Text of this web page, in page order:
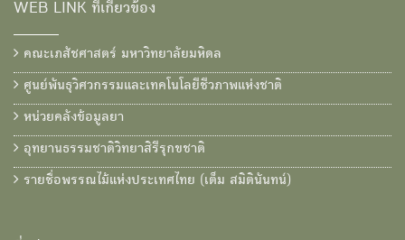
WEB LINK ที่เกี่ยวข้อง
คณะเภสัชศาสตร์ มหาวิทยาลัยมหิดล
ศูนย์พันธุวิศวกรรมและเทคโนโลยีชีวภาพแห่งชาติ
หน่วยคลังข้อมูลยา
อุทยานธรรมชาติวิทยาสิรีรุกขชาติ
รายชื่อพรรณไม้แห่งประเทศไทย (เต็ม สมิตินันทน์)